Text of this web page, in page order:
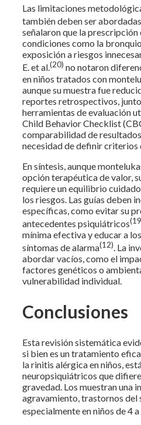
Las limitaciones
también deben ser
señalaron que la
condiciones como la
exposición a riesgos
E. et al.(20) no notaron
en niños tratados con
aunque su muestra fue
reportes retrospectivos,
herramientas de evaluación
Child Behavior Checklist
comparabilidad de
necesidad de definir criterios
En síntesis, aunque
opción terapéutica de valor,
requiere un equilibrio
los riesgos. Las guías deben
específicas, como evitar su
antecedentes psiquiátricos
mínima efectiva y educar a
síntomas de alarma(12). La
abordar vacíos, como el
factores genéticos o
vulnerabilidad individual.
Conclusiones
Esta revisión sistemática
si bien es un tratamiento
la rinitis alérgica en niños,
neuropsiquiátricos que
gravedad. Los muestran una
agravamiento, trastornos del
especialmente en niños de 4